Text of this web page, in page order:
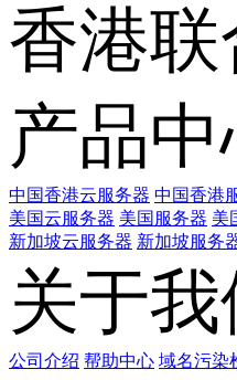
香港
产品
中国香港云服务器 中国香港
美国云服务器 美国服务器 美
新加坡云服务器 新加坡服务
关于我
公司介绍 帮助中心 域名污染